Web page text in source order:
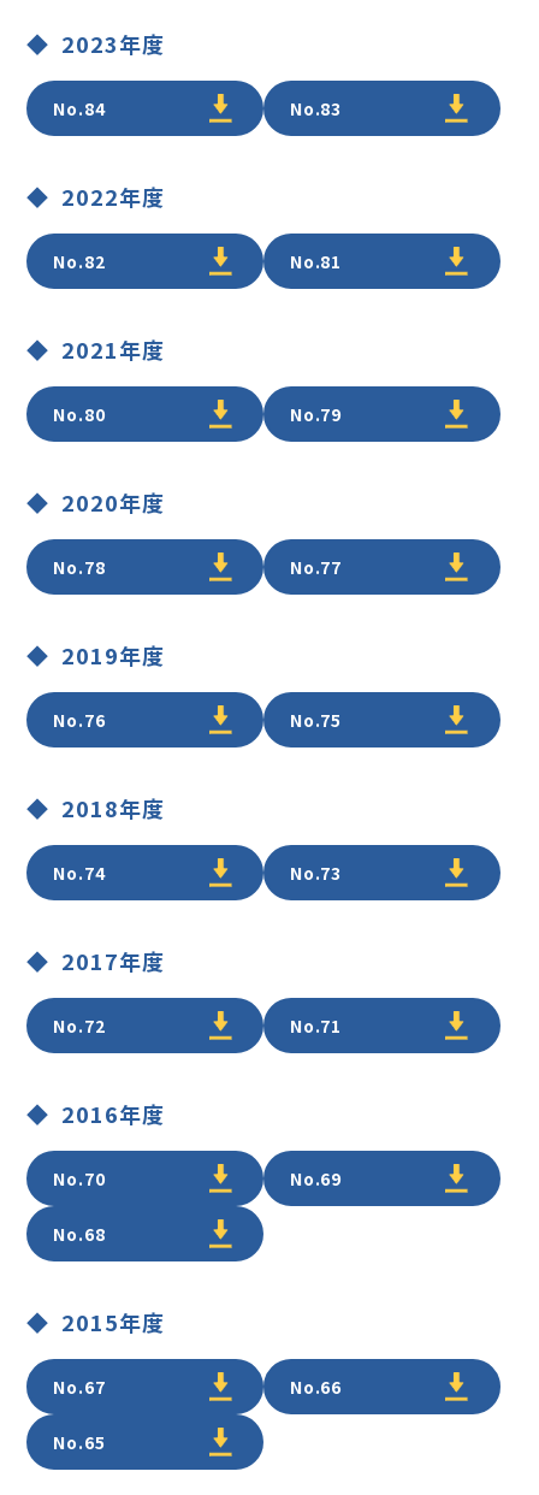
2023年度
No.84 No.83
2022年度
No.82 No.81
2021年度
No.80 No.79
2020年度
No.78 No.77
2019年度
No.76 No.75
2018年度
No.74 No.73
2017年度
No.72 No.71
2016年度
No.70 No.69
No.68
2015年度
No.67 No.66
No.65